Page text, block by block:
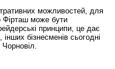
можливостей, для
Фірташ може бути
принципи, це дає
бізнесменів сьогодні